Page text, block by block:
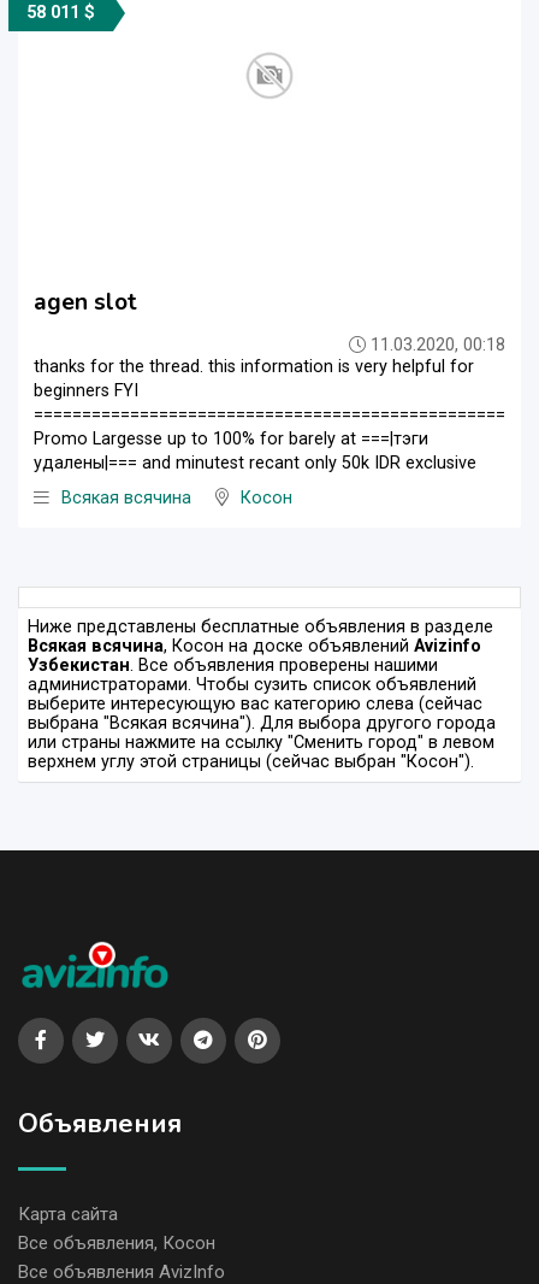
58 011 $
agen slot
11.03.2020, 00:18
thanks for the thread. this information is very helpful for
beginners FYI
=================================================
Promo Largesse up to 100% for barely at ===|тэги
удалены|=== and minutest recant only 50k IDR exclusive
Всякая всячина
Косон
Ниже представлены бесплатные объявления в разделе
Всякая всячина, Косон на доске объявлений Avizinfo
Узбекистан. Все объявления проверены нашими
администраторами. Чтобы сузить список объявлений
выберите интересующую вас категорию слева (сейчас
выбрана "Всякая всячина"). Для выбора другого города
или страны нажмите на ссылку "Сменить город" в левом
верхнем углу этой страницы (сейчас выбран "Косон").
Объявления
Карта сайта
Все объявления, Косон
Все объявления AvizInfo